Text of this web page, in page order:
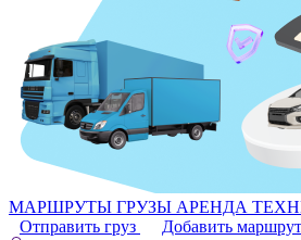
МАРШРУТЫ ГРУЗЫ АРЕНДА
Отправить груз
Добавить маршрут